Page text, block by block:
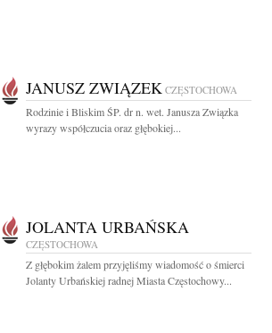
JANUSZ ZWIĄZEK CZĘSTOCHOWA
Rodzinie i Bliskim ŚP. dr n. wet. Janusza Związka
wyrazy współczucia oraz głębokiej...
JOLANTA URBAŃSKA
CZĘSTOCHOWA
Z głębokim żalem przyjęliśmy wiadomość o śmierci
Jolanty Urbańskiej radnej Miasta Częstochowy...